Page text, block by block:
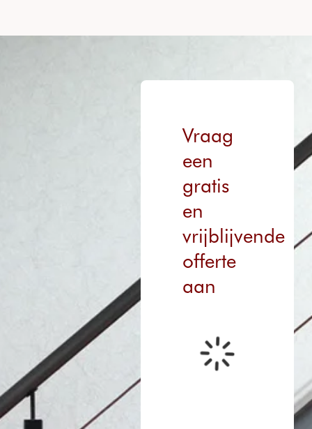
Vraag
een
gratis
en
vrijblijvende
offerte
aan